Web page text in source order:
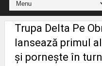
Trupa Delta Pe
lansează primul
și pornește în